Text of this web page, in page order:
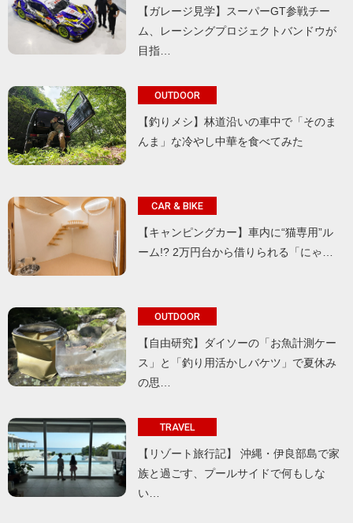
【ガレージ見学】スーパーGT参戦チー
ム、レーシングプロジェクトバンドウが
目指…
OUTDOOR
【釣りメシ】林道沿いの車中で「そのま
んま」な冷やし中華を食べてみた
CAR & BIKE
【キャンピングカー】車内に“猫専用”ル
ーム!? 2万円台から借りられる「にゃ…
OUTDOOR
【自由研究】ダイソーの「お魚計測ケー
ス」と「釣り用活かしバケツ」で夏休み
の思…
TRAVEL
【リゾート旅行記】 沖縄・伊良部島で家
族と過ごす、プールサイドで何もしな
い…